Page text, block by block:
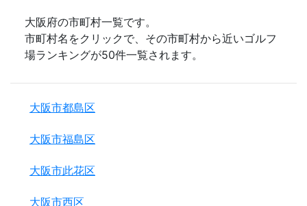
大阪府の市町村一覧です。
市町村名をクリックで、その市町村から近いゴルフ
場ランキングが50件一覧されます。
大阪市都島区
大阪市福島区
大阪市此花区
大阪市西区